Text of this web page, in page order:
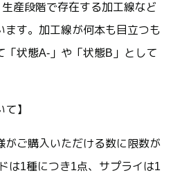
産段階で存在する加工線など
ます。加工線が何本も目立つも
「状態A-」や「状態B」として
】
がご購入いただける数に限数が
は1種につき1点、サプライは1